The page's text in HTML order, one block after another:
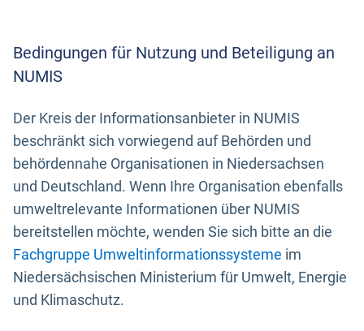
Bedingungen für Nutzung und Beteiligung an
NUMIS
Der Kreis der Informationsanbieter in NUMIS
beschränkt sich vorwiegend auf Behörden und
behördennahe Organisationen in Niedersachsen
und Deutschland. Wenn Ihre Organisation ebenfalls
umweltrelevante Informationen über NUMIS
bereitstellen möchte, wenden Sie sich bitte an die
Fachgruppe Umweltinformationssysteme im
Niedersächsischen Ministerium für Umwelt, Energie
und Klimaschutz.